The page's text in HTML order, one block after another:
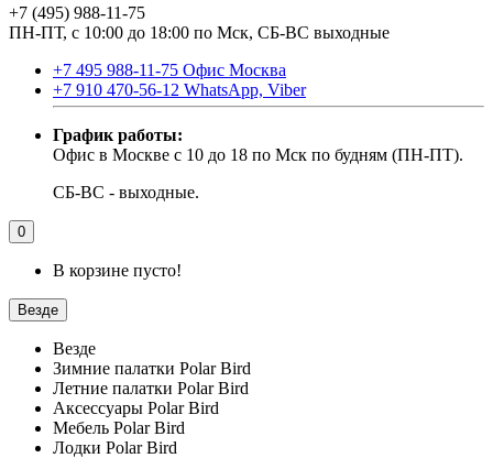
+7 (495) 988-11-75
ПН-ПТ, с 10:00 до 18:00 по Мск, СБ-ВС выходные
+7 495 988-11-75 Офис Москва
+7 910 470-56-12 WhatsApp, Viber
График работы:
Офис в Москве с 10 до 18 по Мск по будням (ПН-ПТ).
СБ-ВС - выходные.
0
В корзине пусто!
Везде
Везде
Зимние палатки Polar Bird
Летние палатки Polar Bird
Аксессуары Polar Bird
Мебель Polar Bird
Лодки Polar Bird